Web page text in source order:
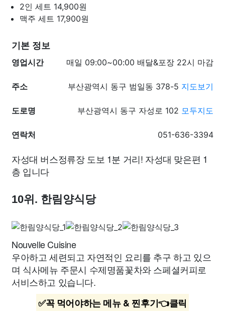
2인 세트 14,900원
맥주 세트 17,900원
기본 정보
영업시간
매일 09:00~00:00 배달&포장 22시 마감
주소 부산광역시 동구 범일동 378-5 지도보기
도로명 부산광역시 동구 자성로 102 모두지도
연락처 051-636-3394
자성대 버스정류장 도보 1분 거리! 자성대 맞은편 1
층 입니다
10위. 한림양식당
Nouvelle Cuisine
우아하고 세련되고 자연적인 요리를 추구 하고 있으
며 식사메뉴 주문시 수제명품꽃차와 스페셜커피로
서비스하고 있습니다.
✅꼭 먹어야하는 메뉴 & 찐후기👈클릭